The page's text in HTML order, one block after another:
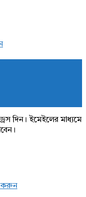
দিন। ইমেইলের মাধ্যমে
করুন